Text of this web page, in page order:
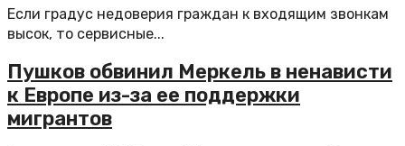
Если градус недоверия граждан к входящим звонкам
высок, то сервисные...
Пушков обвинил Меркель в ненависти
к Европе из-за ее поддержки
мигрантов